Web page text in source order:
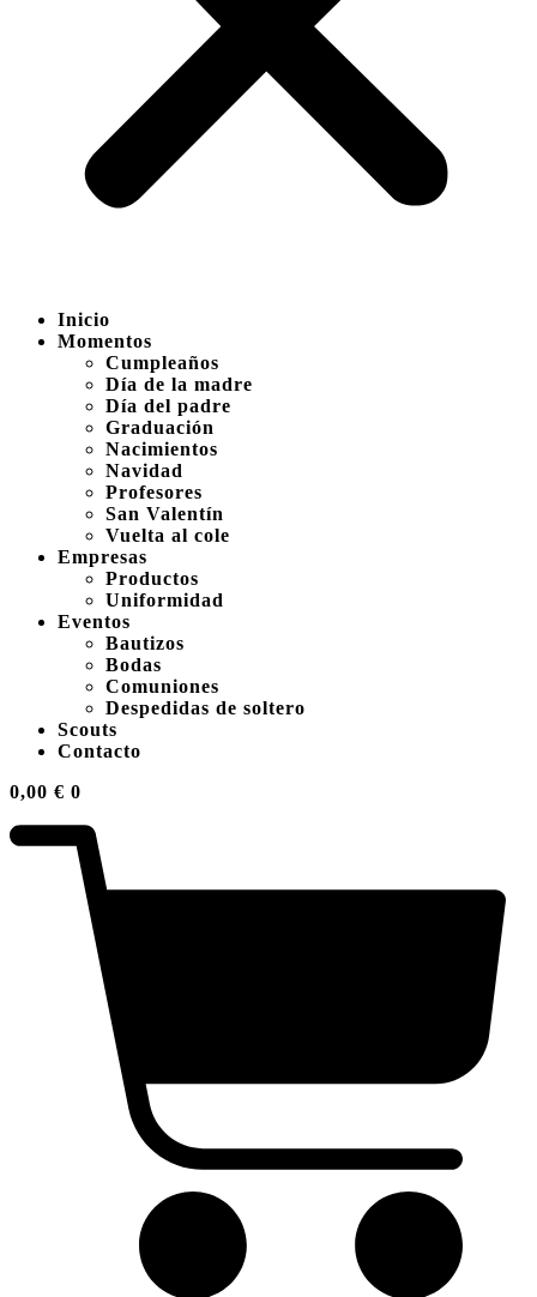
Inicio
Momentos
Cumpleaños
Día de la madre
Día del padre
Graduación
Nacimientos
Navidad
Profesores
San Valentín
Vuelta al cole
Empresas
Productos
Uniformidad
Eventos
Bautizos
Bodas
Comuniones
Despedidas de soltero
Scouts
Contacto
0,00 € 0